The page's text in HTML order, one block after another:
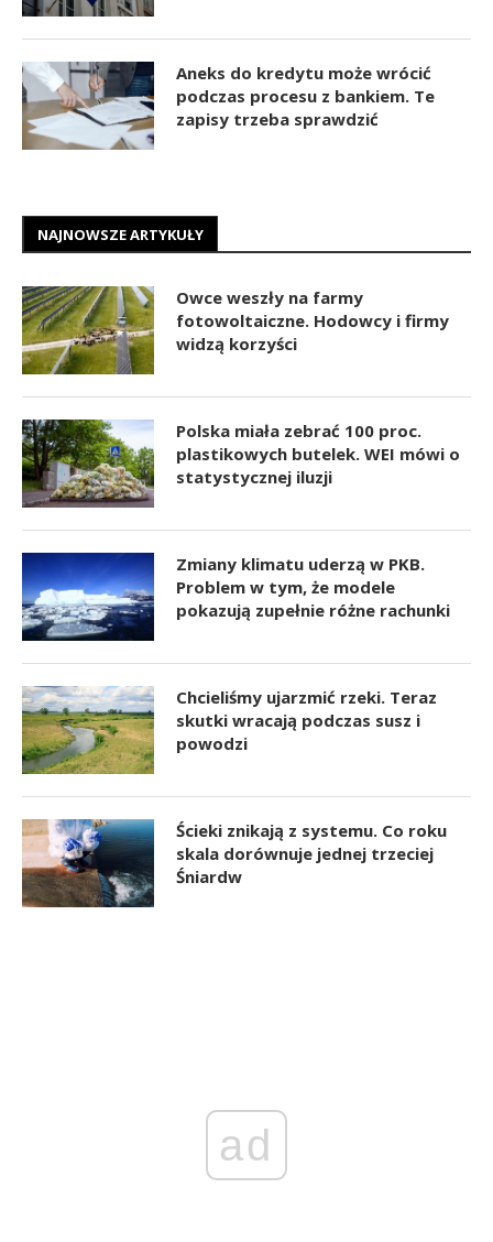
Aneks do kredytu może wrócić
podczas procesu z bankiem. Te
zapisy trzeba sprawdzić
NAJNOWSZE ARTYKUŁY
Owce weszły na farmy
fotowoltaiczne. Hodowcy i firmy
widzą korzyści
Polska miała zebrać 100 proc.
plastikowych butelek. WEI mówi o
statystycznej iluzji
Zmiany klimatu uderzą w PKB.
Problem w tym, że modele
pokazują zupełnie różne rachunki
Chcieliśmy ujarzmić rzeki. Teraz
skutki wracają podczas susz i
powodzi
Ścieki znikają z systemu. Co roku
skala dorównuje jednej trzeciej
Śniardw
ad